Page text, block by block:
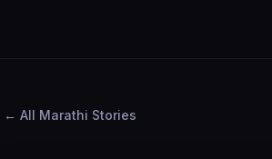
All Marathi Stories